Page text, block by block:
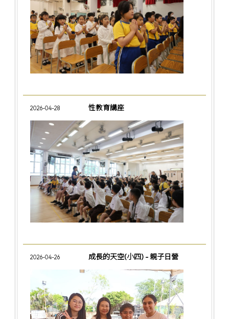
2026-04-28 性教育講座
2026-04-26 成長的天空(小四) - 親子日營